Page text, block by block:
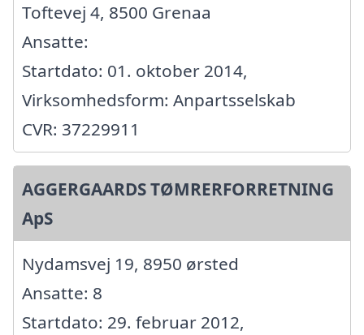
Toftevej 4, 8500 Grenaa
Ansatte:
Startdato: 01. oktober 2014,
Virksomhedsform: Anpartsselskab
CVR: 37229911
AGGERGAARDS TØMRERFORRETNING
ApS
Nydamsvej 19, 8950 ørsted
Ansatte: 8
Startdato: 29. februar 2012,